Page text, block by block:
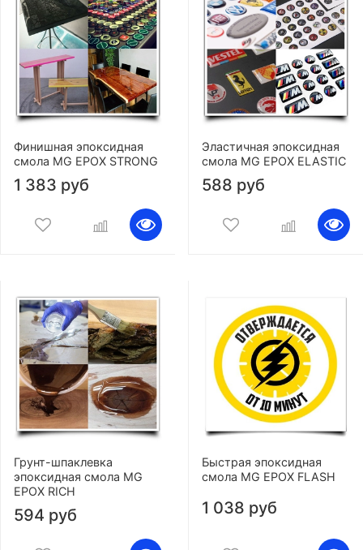
Финишная эпоксидная
смола MG EPOX STRONG
1 383 руб
Эластичная эпоксидная
смола MG EPOX ELASTIC
588 руб
Грунт-шпаклевка
эпоксидная смола MG
EPOX RICH
594 руб
Быстрая эпоксидная
смола MG EPOX FLASH
1 038 руб